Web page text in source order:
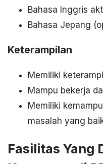
Bahasa Inggris
Bahasa Jepang
Keterampilan
Memiliki
Mampu bekerja
Memiliki
masalah yang
Fasilitas Yang